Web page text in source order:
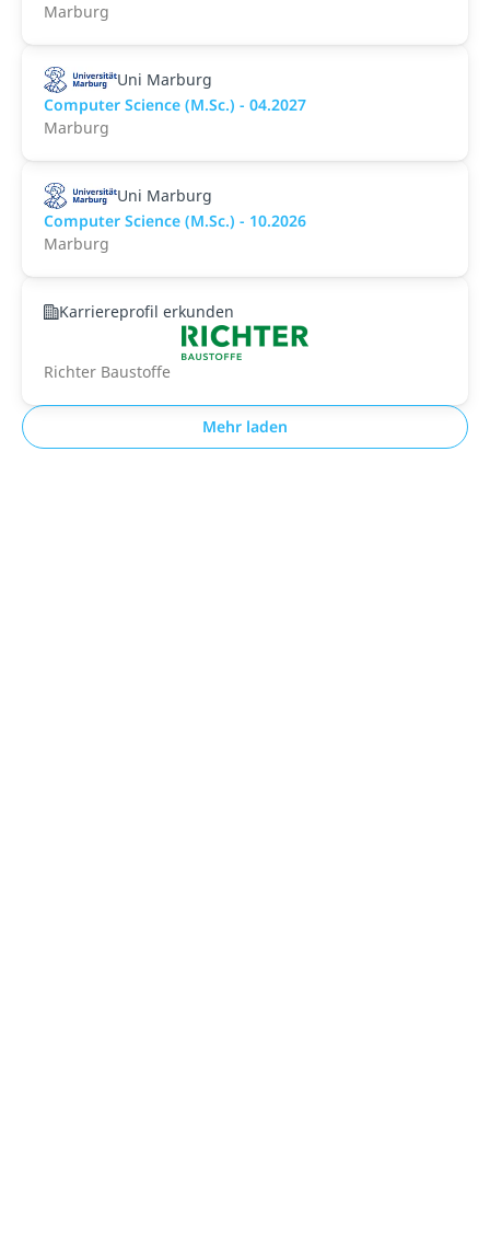
Marburg
Uni Marburg
Computer Science (M.Sc.) - 04.2027
Marburg
Uni Marburg
Computer Science (M.Sc.) - 10.2026
Marburg
Karriereprofil erkunden
Richter Baustoffe
Mehr laden